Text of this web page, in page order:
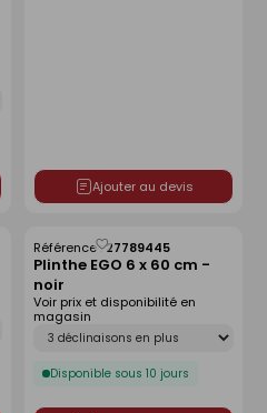
Ajouter au devis
Plinthe EGO 6 x 60 cm -
noir
Référence :27789445
Déclinaison
Disponible sous 10 jours
Voir prix et disponibilité en
magasin
Enregistrer
comme